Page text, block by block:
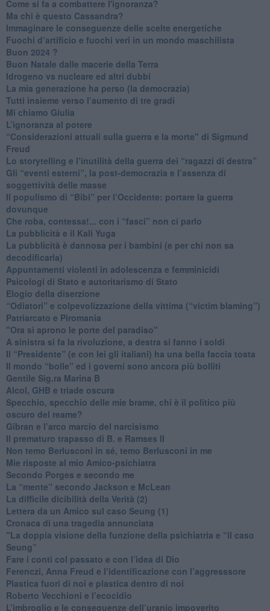
Come si fa a combattere l'ignoranza?
Ma chi è questo Cassandra?
Immaginare le conseguenze delle scelte energetiche
​Fuochi d’artificio e fuochi veri in un mondo maschilista
Buon 2024 ?
​Buon Natale dalle macerie della Terra
​Idrogeno vs nucleare ed altri dubbi
​La mia generazione ha perso (la democrazia)
​Tutti insieme verso l’aumento di tre gradi
Mi chiamo Giulia
L’ignoranza al potere
​“Considerazioni attuali sulla guerra e la morte" di Sigmund
Freud
​Lo storytelling e l’inutilità della guerra dei “ragazzi di destra”
​Gli “eventi esterni”, la post-democrazia e l’assenza di
soggettività delle masse
​Il populismo di “Bibi” per l’Occidente: portare la guerra
dovunque
​Che roba, contessa!... con i “fasci” non ci parlo
La pubblicità e il Kali Yuga
​La pubblicità è dannosa per i bambini (e per chi non sa
decodificarla)
​Appuntamenti violenti in adolescenza e femminicidi
​Psicologi di Stato e autoritarismo di Stato
Elogio della diserzione
“Odiatori” e colpevolizzazione della vittima (“victim blaming”)
​Patriarcato e Piromania
"Ora si aprono le porte del paradiso"
​A sinistra si fa la rivoluzione, a destra si fanno i soldi
​Il “Presidente” (e con lei gli italiani) ha una bella faccia tosta
​Il mondo “bolle” ed i governi sono ancora più bolliti
​Gentile Sig.ra Marina B
​Alcol, GHB e triade oscura
​Specchio, specchio delle mie brame, chi è il politico più
oscuro del reame?
​Gibran e l’arco marcio del narcisismo
​Il prematuro trapasso di B. e Ramses II
​Non temo Berlusconi in sé, temo Berlusconi in me
​Mie risposte al mio Amico-psichiatra
​Secondo Porges e secondo me
​La “mente” secondo Jackson e McLean
La difficile dicibilità della Verità (2)
​Lettera da un Amico sul caso Seung (1)
​Cronaca di una tragedia annunciata
"​La doppia visione della funzione della psichiatria e “il caso
Seung”
​Fare i conti col passato e con l’idea di Dio
​Ferenczi, Anna Freud e l’identificazione con l’aggresssore
Plastica fuori di noi e plastica dentro di noi
​Roberto Vecchioni e l’ecocidio
​L’imbroglio e le conseguenze dell’uranio impoverito